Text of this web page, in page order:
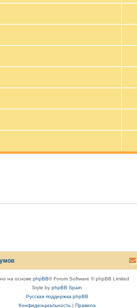
на основе phpBB® Forum Software © phpBB Limited
Style by phpBB Spain
Русская поддержка phpBB
Конфиденциальность| Правила